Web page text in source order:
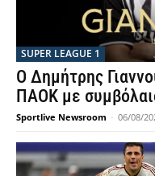
SUPER LEAGUE 1
Ο Δημήτρης
ΠΑΟΚ με
Sportlive Newsroom - 06/08/